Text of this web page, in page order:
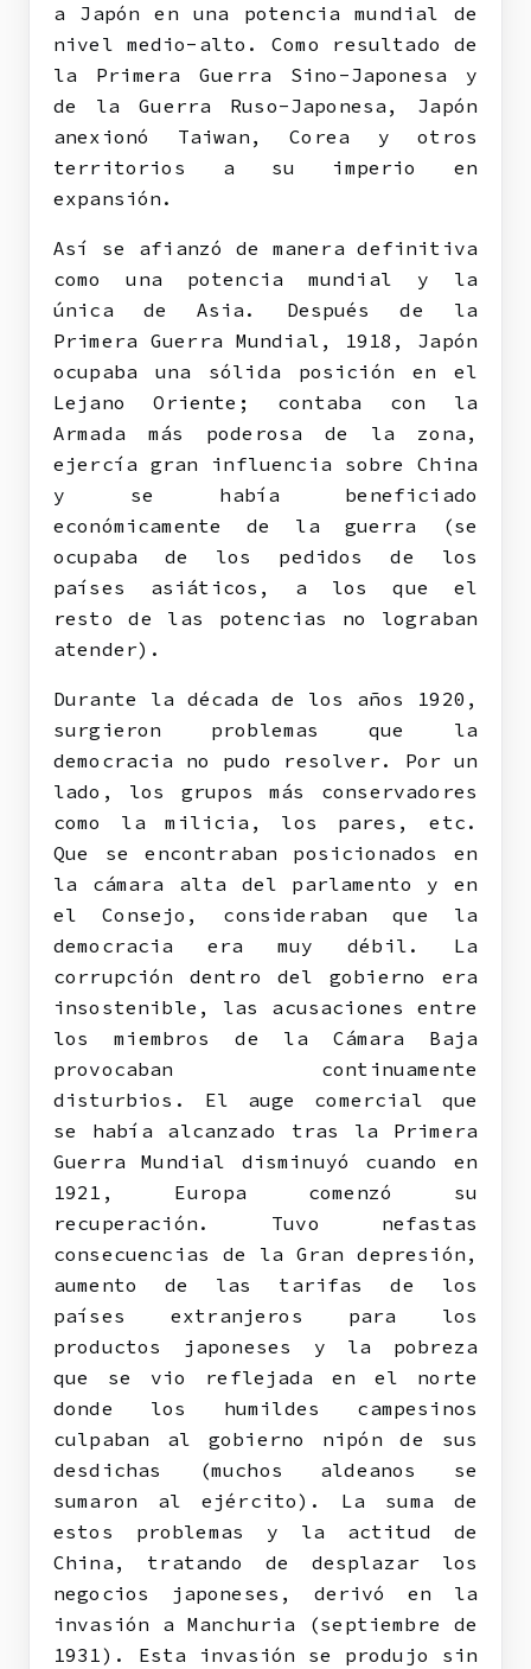
a Japón en una potencia mundial de
nivel medio-alto. Como resultado de
la Primera Guerra Sino-Japonesa y
de la Guerra Ruso-Japonesa, Japón
anexionó Taiwan, Corea y otros
territorios a su imperio en
expansión.
Así se afianzó de manera definitiva
como una potencia mundial y la
única de Asia. Después de la
Primera Guerra Mundial, 1918, Japón
ocupaba una sólida posición en el
Lejano Oriente; contaba con la
Armada más poderosa de la zona,
ejercía gran influencia sobre China
y se había beneficiado
económicamente de la guerra (se
ocupaba de los pedidos de los
países asiáticos, a los que el
resto de las potencias no lograban
atender).
Durante la década de los años 1920,
surgieron problemas que la
democracia no pudo resolver. Por un
lado, los grupos más conservadores
como la milicia, los pares, etc.
Que se encontraban posicionados en
la cámara alta del parlamento y en
el Consejo, consideraban que la
democracia era muy débil. La
corrupción dentro del gobierno era
insostenible, las acusaciones entre
los miembros de la Cámara Baja
provocaban continuamente
disturbios. El auge comercial que
se había alcanzado tras la Primera
Guerra Mundial disminuyó cuando en
1921, Europa comenzó su
recuperación. Tuvo nefastas
consecuencias de la Gran depresión,
aumento de las tarifas de los
países extranjeros para los
productos japoneses y la pobreza
que se vio reflejada en el norte
donde los humildes campesinos
culpaban al gobierno nipón de sus
desdichas (muchos aldeanos se
sumaron al ejército). La suma de
estos problemas y la actitud de
China, tratando de desplazar los
negocios japoneses, derivó en la
invasión a Manchuria (septiembre de
1931). Esta invasión se produjo sin